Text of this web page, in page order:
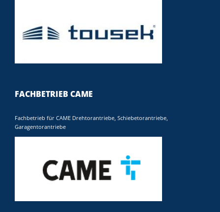
FACHBETRIEB CAME
Fachbetrieb für CAME Drehtorantriebe, Schiebetorantriebe,
Garagentorantriebe